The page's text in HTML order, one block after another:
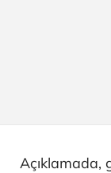
Açıklamada,